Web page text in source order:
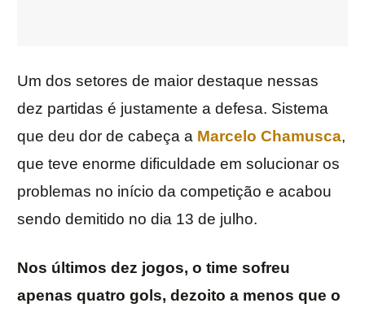
Um dos setores de maior destaque nessas
dez partidas é justamente a defesa. Sistema
que deu dor de cabeça a Marcelo Chamusca,
que teve enorme dificuldade em solucionar os
problemas no início da competição e acabou
sendo demitido no dia 13 de julho.
Nos últimos dez jogos, o time sofreu
apenas quatro gols, dezoito a menos que o